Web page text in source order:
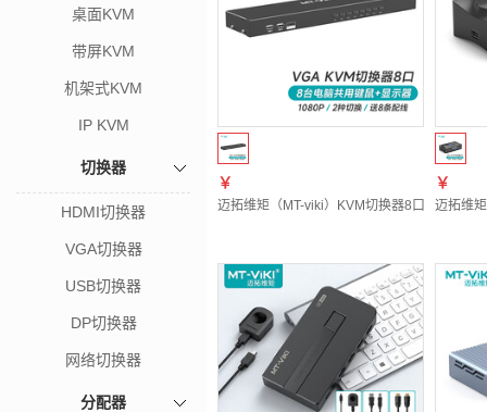
桌面KVM
带屏KVM
机架式KVM
IP KVM
切换器
HDMI切换器
VGA切换器
USB切换器
DP切换器
网络切换器
分配器
￥
迈拓维矩（MT-viki）KVM切换器8口vga八进
￥
迈拓维